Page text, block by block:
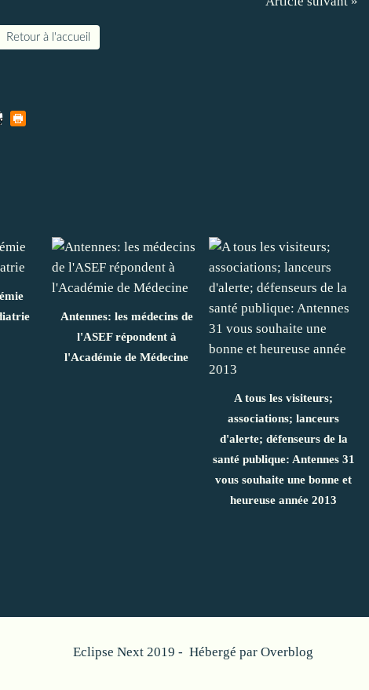
Retour à l'accueil
Antennes: les médecins de
l'ASEF répondent à
l'Académie de Médecine
A tous les visiteurs;
associations; lanceurs
d'alerte; défenseurs de la
santé publique: Antennes 31
vous souhaite une bonne et
heureuse année 2013
Eclipse Next 2019 - Hébergé par Overblog